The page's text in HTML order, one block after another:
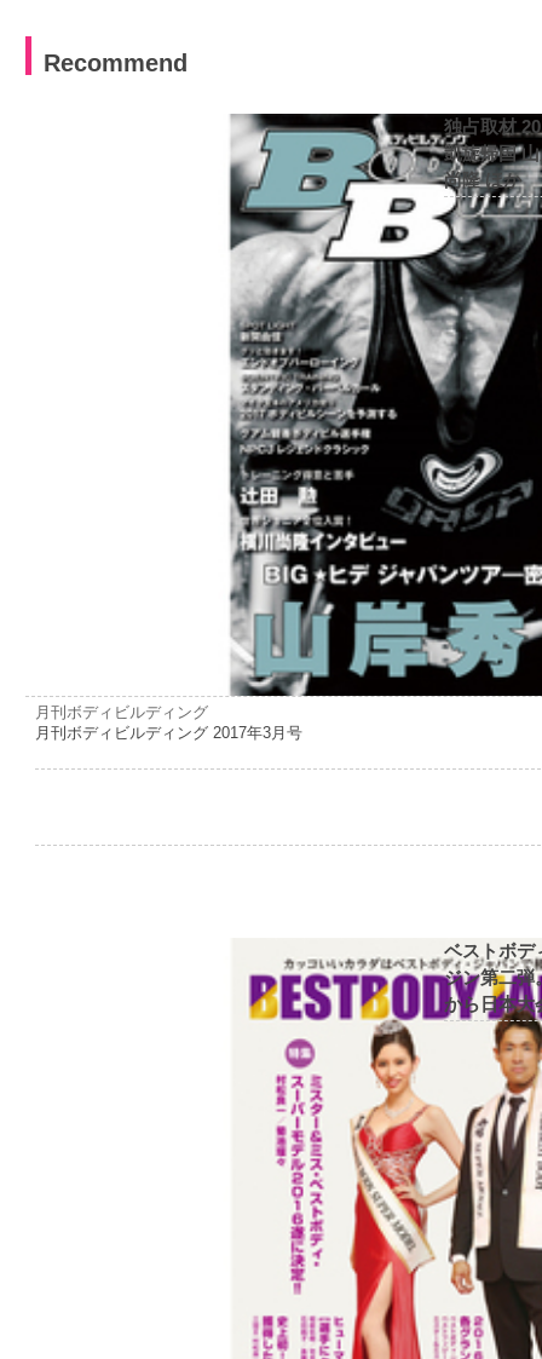
Recommend
独占取材
凱旋帰国
尚隆 ほか
月刊ボディビルディング
月刊ボディビルディング 2017年3月号
ベストボデ
ジン第二弾
から日本大